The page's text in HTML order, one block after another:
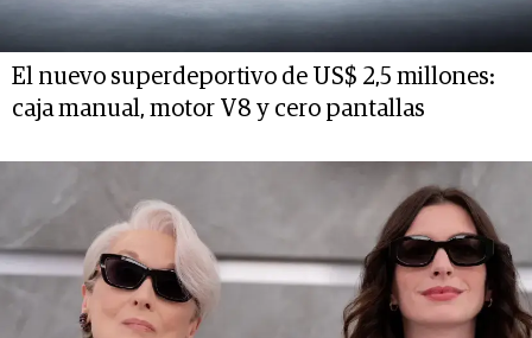
El nuevo superdeportivo de US$ 2,5 millones:
caja manual, motor V8 y cero pantallas